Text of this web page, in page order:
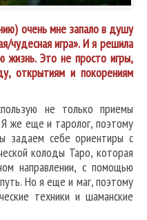
очень мне запало в душу
чудесная игра». И я решила
жизнь. Это не просто игры,
открытиям и покорениям
не только приемы
Я же еще и таролог, поэтому
задаем себе ориентиры с
колоды Таро, которая
направлении, с помощью
Но я еще и маг, поэтому
техники и шаманские